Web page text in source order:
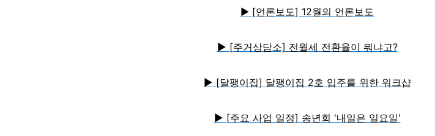
▶ [언론보도] 12월의 언론보도
▶ [주거상담소] 전월세 전환율이 뭐냐고?
▶ [달팽이집] 달팽이집 2호 입주를 위한 워크샵
▶ [주요 사업 일정] 송년회 '내일은 일요일'